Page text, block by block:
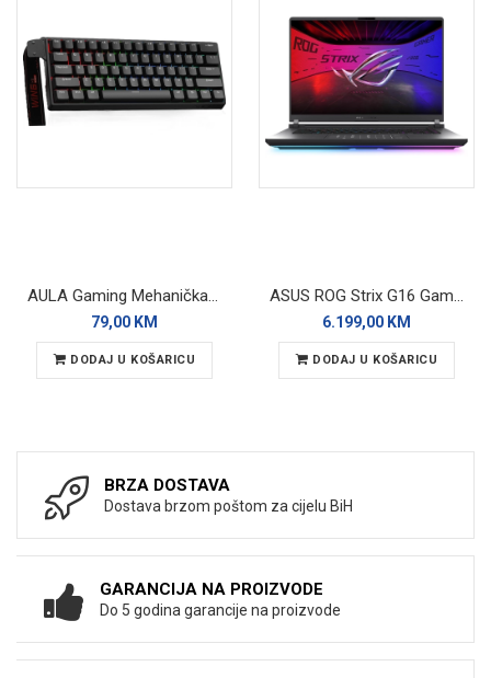
AULA Gaming Mehanička Tastatura RGB WiN60 HE
79,00 KM
DODAJ U KOŠARICU
ASUS ROG Strix G16 Gaming laptop G615LM-UI-TS275
6.199,00 KM
DODAJ U KOŠARICU
BRZA DOSTAVA
Dostava brzom poštom za cijelu BiH
GARANCIJA NA PROIZVODE
Do 5 godina garancije na proizvode